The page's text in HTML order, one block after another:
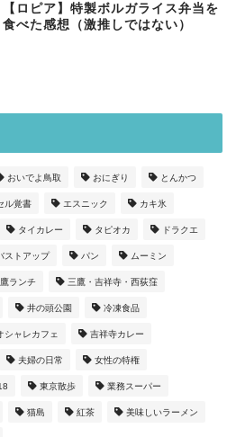
【ロピア】特製ボルガライス弁当を
食べた感想（激推しではない）
おいでよ鳥取 おにぎり とんかつ
ル覚書 エスニック カキ氷
タイカレー タピオカ ドラクエ
ストアップ パン ムーミン
ランチ 三鷹・吉祥寺・西荻窪
井の頭公園 冷凍食品
シャレカフェ 吉祥寺カレー
夫婦の日常 女性の特権
東京散歩 業務スーパー
猫島 紅茶 美味しいラーメン